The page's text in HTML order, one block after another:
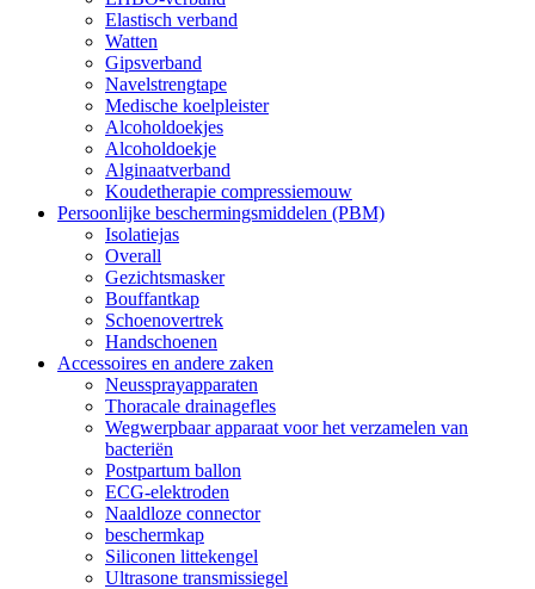
Elastisch verband
Watten
Gipsverband
Navelstrengtape
Medische koelpleister
Alcoholdoekjes
Alcoholdoekje
Alginaatverband
Koudetherapie compressiemouw
Persoonlijke beschermingsmiddelen (PBM)
Isolatiejas
Overall
Gezichtsmasker
Bouffantkap
Schoenovertrek
Handschoenen
Accessoires en andere zaken
Neussprayapparaten
Thoracale drainagefles
Wegwerpbaar apparaat voor het verzamelen van
bacteriën
Postpartum ballon
ECG-elektroden
Naaldloze connector
beschermkap
Siliconen littekengel
Ultrasone transmissiegel